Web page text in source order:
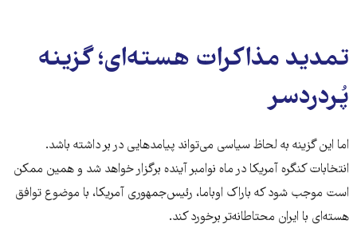
تمدید مذاکرات هسته‌ای؛ گزینه
پُردردسر
اما این گزینه به لحاظ سیاسی می‌تواند پیامدهایی در بر داشته باشد.
انتخابات کنگره آمریکا در ماه نوامبر آینده برگزار خواهد شد و همین ممکن
است موجب شود که باراک اوباما، رئیس‌جمهوری آمریکا، با موضوع توافق
هسته‌ای با ایران محتاطانه‌تر برخورد کند.